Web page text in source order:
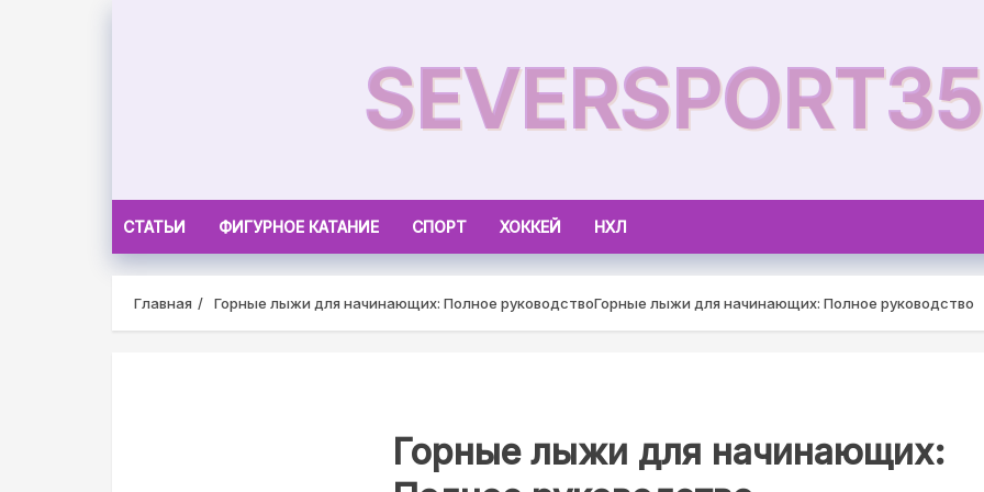
СТАТЬИ ФИГУРНОЕ КАТАНИЕ СПОРТ ХОККЕЙ НХЛ
Главная Горные лыжи для начинающих: Полное руководствоГорные лыжи для начинающих: Полное руководство
Горные лыжи для начинающих: